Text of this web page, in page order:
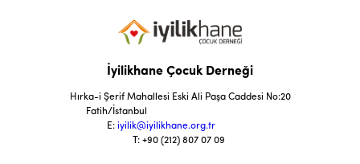
İyilikhane Çocuk Derneği
Hırka-i Şerif Mahallesi Eski Ali Paşa Caddesi No:20
Fatih/İstanbul
E: iyilik@iyilikhane.org.tr
T: +90 (212) 807 07 09